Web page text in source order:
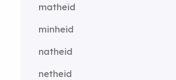
matheid
minheid
natheid
netheid